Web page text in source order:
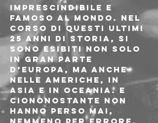
imprescindibile e
famoso al mondo. Nel
corso di questi ultimi
25 anni di storia, si
sono esibiti non solo
in gran parte
d’Europa, ma anche
nelle Americhe, in
Asia e in Oceania. E
ciononostante non
hanno perso mai,
nemmeno per errore,